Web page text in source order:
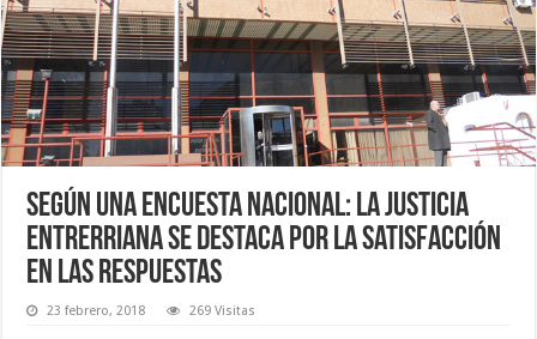
Según una encuesta nacional: La justicia
entrerriana se destaca por la satisfacción
en las respuestas
23 febrero, 2018 269 Visitas